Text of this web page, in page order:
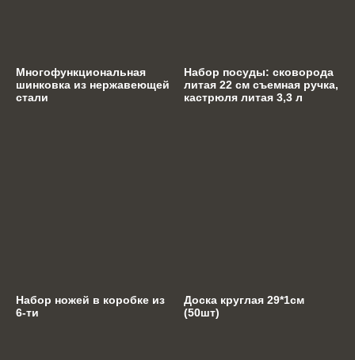
Многофункциональная
шинковка из нержавеющей
стали
Набор посуды: сковорода
литая 22 см съемная ручка,
кастрюля литая 3,3 л
Набор ножей в коробке из
6-ти
Доска круглая 29*1см
(50шт)